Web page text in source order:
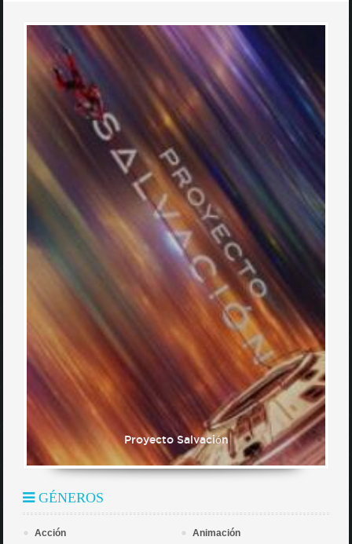
Proyecto Salvación
GÉNEROS
Acción
Animación